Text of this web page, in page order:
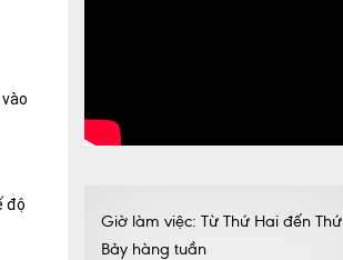
độ
Giờ làm việc: Từ Thứ Hai đến Thứ
Bảy hàng tuần